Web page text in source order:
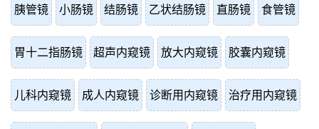
胰管镜 小肠镜 结肠镜 乙状结肠镜 直肠镜 食管镜
胃十二指肠镜 超声内窥镜 放大内窥镜 胶囊内窥镜
儿科内窥镜 成人内窥镜 诊断用内窥镜 治疗用内窥镜